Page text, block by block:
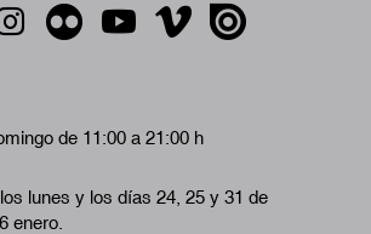
de 11:00 a 21:00 h
lunes y los días 24, 25 y 31 de
enero.